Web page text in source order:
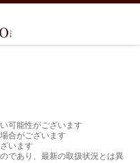
可能性がございます
合がございます
います
であり、最新の取扱状況とは異